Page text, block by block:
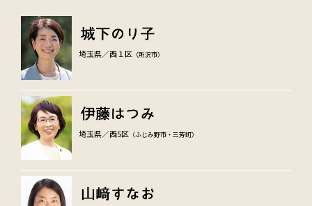
埼玉県／西１区 （所沢市）
埼玉県／西5区 （ふじみ野市・三芳町）